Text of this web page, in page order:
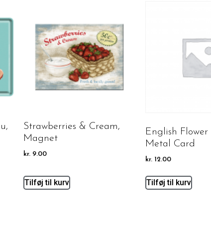
Strawberries & Cream,
Magnet
kr. 9.00
Tilføj til kurv
English Flower
Metal Card
kr. 12.00
Tilføj til kurv